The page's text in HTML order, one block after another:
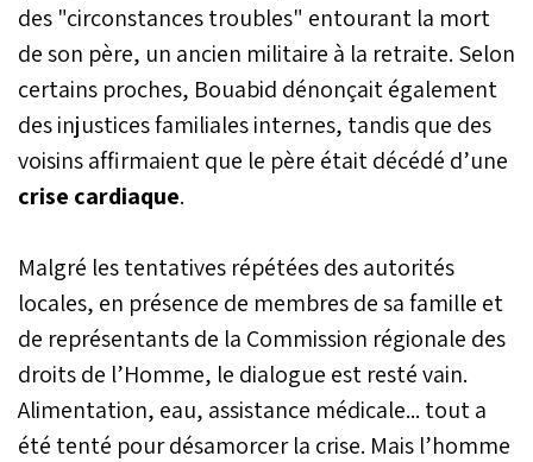
des "circonstances troubles" entourant la mort
de son père, un ancien militaire à la retraite. Selon
certains proches, Bouabid dénonçait également
des injustices familiales internes, tandis que des
voisins affirmaient que le père était décédé d’une
crise cardiaque.
Malgré les tentatives répétées des autorités
locales, en présence de membres de sa famille et
de représentants de la Commission régionale des
droits de l’Homme, le dialogue est resté vain.
Alimentation, eau, assistance médicale... tout a
été tenté pour désamorcer la crise. Mais l’homme